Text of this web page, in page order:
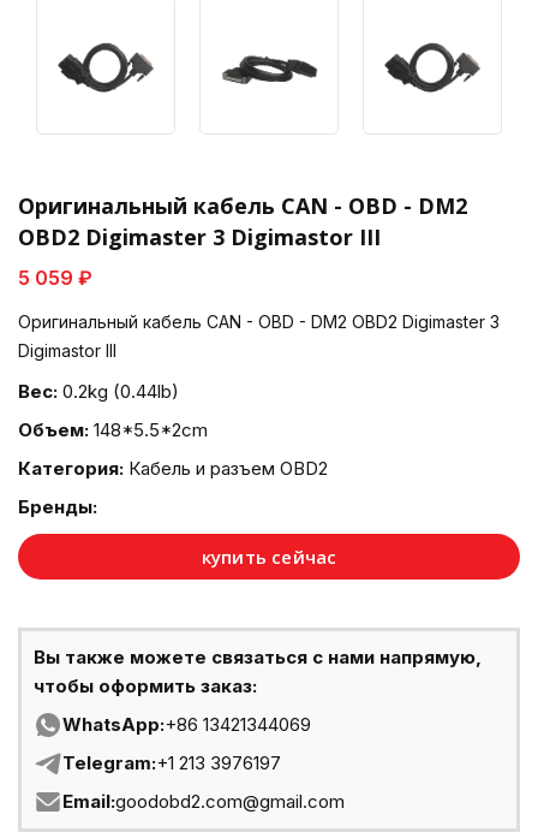
Оригинальный кабель CAN - OBD - DM2
OBD2 Digimaster 3 Digimastor III
5 059 ₽
Оригинальный кабель CAN - OBD - DM2 OBD2 Digimaster 3
Digimastor III
Вес: 0.2kg (0.44lb)
Объем: 148*5.5*2cm
Категория: Кабель и разъем OBD2
Бренды:
купить сейчас
Вы также можете связаться с нами напрямую,
чтобы оформить заказ:
WhatsApp:+86 13421344069
Telegram:+1 213 3976197
Email:goodobd2.com@gmail.com